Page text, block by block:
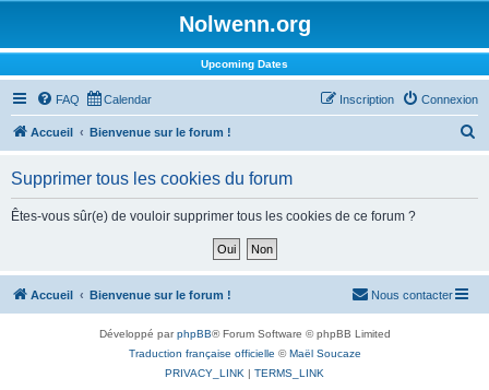
Nolwenn.org
Upcoming Dates
FAQ Calendar Connexion
Inscription
Accueil Bienvenue sur le forum !
h
Supprimer tous les cookies du forum
Êtes-vous sûr(e) de vouloir supprimer tous les cookies de ce forum ?
Accueil Bienvenue sur le forum ! Nous contacter
Développé parphpBB® Forum Software © phpBB Limited
Traduction française officielle ©Maël Soucaze
PRIVACY_LINK | TERMS_LINK